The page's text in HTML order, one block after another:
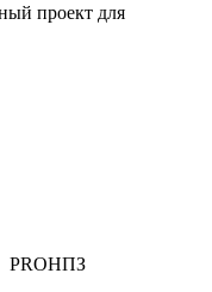
проект для
| PROНПЗ